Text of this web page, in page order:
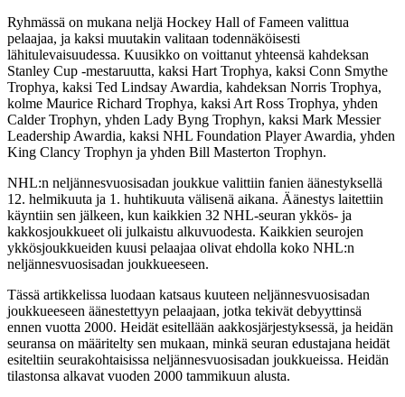
Ryhmässä on mukana neljä Hockey Hall of Fameen valittua
pelaajaa, ja kaksi muutakin valitaan todennäköisesti
lähitulevaisuudessa. Kuusikko on voittanut yhteensä kahdeksan
Stanley Cup -mestaruutta, kaksi Hart Trophya, kaksi Conn Smythe
Trophya, kaksi Ted Lindsay Awardia, kahdeksan Norris Trophya,
kolme Maurice Richard Trophya, kaksi Art Ross Trophya, yhden
Calder Trophyn, yhden Lady Byng Trophyn, kaksi Mark Messier
Leadership Awardia, kaksi NHL Foundation Player Awardia, yhden
King Clancy Trophyn ja yhden Bill Masterton Trophyn.
NHL:n neljännesvuosisadan joukkue valittiin fanien äänestyksellä
12. helmikuuta ja 1. huhtikuuta välisenä aikana. Äänestys laitettiin
käyntiin sen jälkeen, kun kaikkien 32 NHL-seuran ykkös- ja
kakkosjoukkueet oli julkaistu alkuvuodesta. Kaikkien seurojen
ykkösjoukkueiden kuusi pelaajaa olivat ehdolla koko NHL:n
neljännesvuosisadan joukkueeseen.
Tässä artikkelissa luodaan katsaus kuuteen neljännesvuosisadan
joukkueeseen äänestettyyn pelaajaan, jotka tekivät debyyttinsä
ennen vuotta 2000. Heidät esitellään aakkosjärjestyksessä, ja heidän
seuransa on määritelty sen mukaan, minkä seuran edustajana heidät
esiteltiin seurakohtaisissa neljännesvuosisadan joukkueissa. Heidän
tilastonsa alkavat vuoden 2000 tammikuun alusta.